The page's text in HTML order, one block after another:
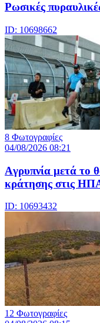
Ρωσικές
ID: 10698662
8 Φωτογραφίες
04/08/2026 08:21
Aγρυπνία μετά το
κράτησης στις
ID: 10693432
12 Φωτογραφίες